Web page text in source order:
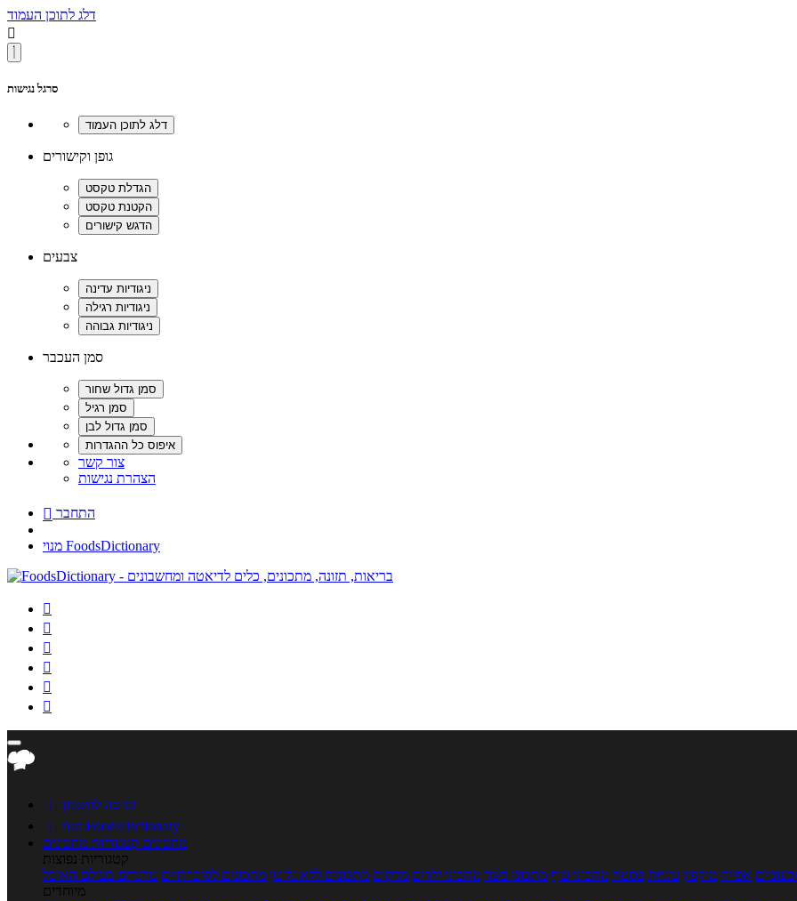
דלג לתוכן העמוד

סרגל נגישות
גופן וקישורים
צבעים
סמן העכבר
צור קשר
הצהרת נגישות
 התחבר
מנוי FoodsDictionary






 כניסה לחשבון

מנוי FoodsDictionary
מתכונים קטגוריות מתכונים
קטגוריות נפוצות
אפייה מוקפץ עוגיות פסטה מתכוני עוף מתכוני בשר מתכוני ילדים מרקים מתכונים ללא גלוטן מתכונים לסוכרתיים טרנדים בעולם האוכל
מיוחדים